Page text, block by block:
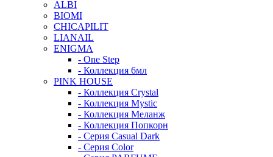
ALBI
BIOMI
CHICAPILIT
LIANAIL
ENIGMA
- One Step
- Коллекция 6мл
PINK HOUSE
- Коллекция Crystal
- Коллекция Mystic
- Коллекция Меланж
- Коллекция Попкорн
- Серия Casual Dark
- Серия Color